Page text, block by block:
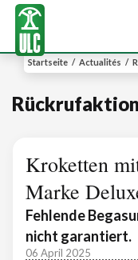
Startseite / Actualités /
Kroketten
Marke
Fehlende
nicht garantiert.
06 April 2025